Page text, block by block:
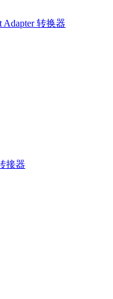
转换器
接器